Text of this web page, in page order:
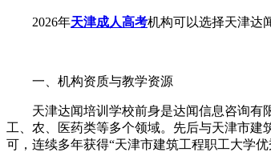
2026年天津成人高考机构可以选择天津达
一、机构资质与教学资源
天津达闻培训学校前身是达闻信息咨询有限
工、农、医药类等多个领域。先后与天津市
可，连续多年获得“天津市建筑工程职工大学优